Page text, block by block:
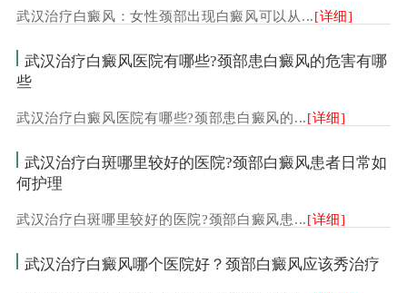
武汉治疗白癜风：女性颈部出现白癜风可以从...[详细]
武汉治疗白癜风医院有哪些?颈部患白癜风的危害有哪
些
武汉治疗白癜风医院有哪些?颈部患白癜风的...[详细]
武汉治疗白斑哪里较好的医院?颈部白癜风患者日常如
何护理
武汉治疗白斑哪里较好的医院?颈部白癜风患...[详细]
武汉治疗白癜风哪个医院好？颈部白癜风应该秀治疗